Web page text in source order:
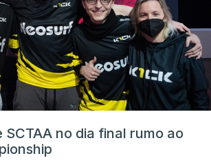
SCTAA no dia final rumo ao